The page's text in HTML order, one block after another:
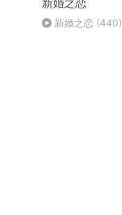
新婚之恋
新婚之恋 (440)